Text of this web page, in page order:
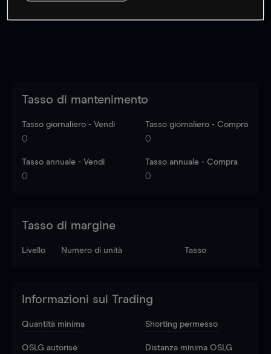
Tasso di mantenimento
Tasso giornaliero - Vendi
0
Tasso giornaliero - Compra
0
Tasso annuale - Vendi
0
Tasso annuale - Compra
0
Tasso di margine
Livello Numero di unità Tasso
Informazioni sul Trading
Quantità minima Shorting permesso
OSLG autorisé Distanza minima OSLG